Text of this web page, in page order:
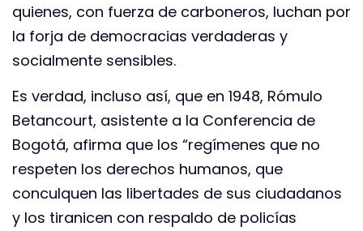
quienes, con fuerza de carboneros, luchan por
la forja de democracias verdaderas y
socialmente sensibles.
Es verdad, incluso así, que en 1948, Rómulo
Betancourt, asistente a la Conferencia de
Bogotá, afirma que los “regímenes que no
respeten los derechos humanos, que
conculquen las libertades de sus ciudadanos
y los tiranicen con respaldo de policías